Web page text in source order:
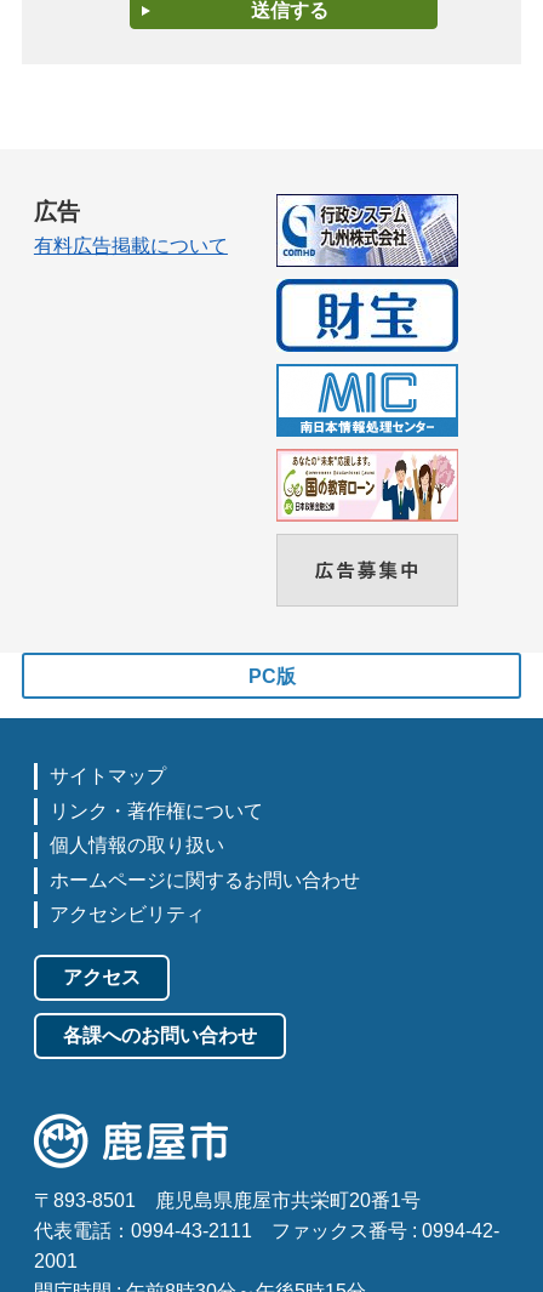
広告
有料広告掲載について
PC版
サイトマップ
リンク・著作権について
個人情報の取り扱い
ホームページに関するお問い合わせ
アクセシビリティ
アクセス
各課へのお問い合わせ
〒893-8501
鹿児島県鹿屋市共栄町20番1号
代表電話：0994-43-2111
ファックス番号 : 0994-42-
2001